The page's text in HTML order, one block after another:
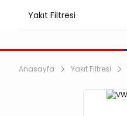
Yakıt Filtresi
Anasayfa Yakıt Filtresi